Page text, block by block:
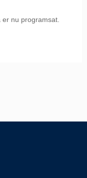
er nu programsat.